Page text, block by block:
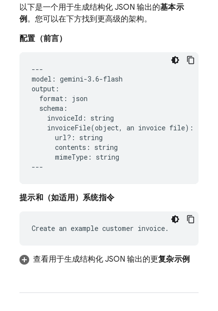
以下是一个用于生成结构化 JSON 输出的基本示
例。您可以在下方找到更高级的架构。
配置（前言）
---
model: gemini-3.6-flash
output:
  format: json
  schema:
    invoiceId: string
    invoiceFile(object, an invoice file):
      url?: string
      contents: string
      mimeType: string
提示和（如适用）系统指令
查看用于生成结构化 JSON 输出的更复杂示例